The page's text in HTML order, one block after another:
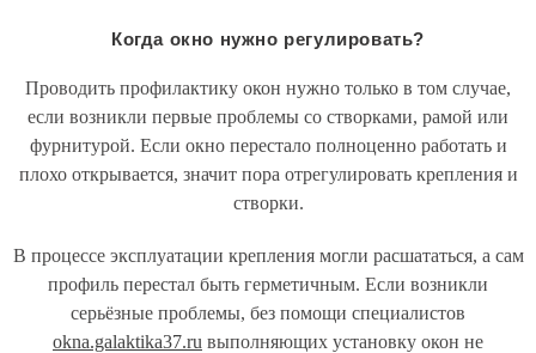
Когда окно нужно регулировать?
Проводить профилактику окон нужно только в том случае,
если возникли первые проблемы со створками, рамой или
фурнитурой. Если окно перестало полноценно работать и
плохо открывается, значит пора отрегулировать крепления и
створки.
В процессе эксплуатации крепления могли расшататься, а сам
профиль перестал быть герметичным. Если возникли
серьёзные проблемы, без помощи специалистов
okna.galaktika37.ru выполняющих установку окон не